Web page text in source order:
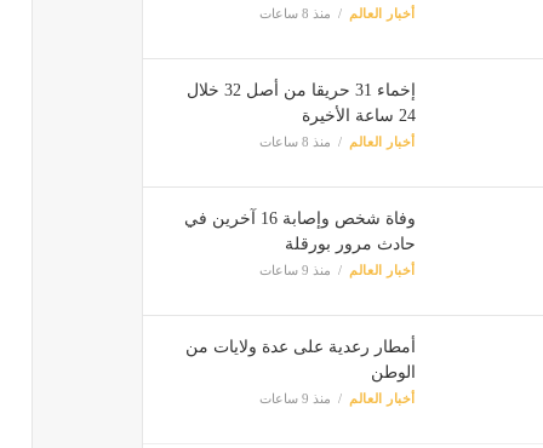
أخبار العالم منذ 8 ساعات
إخماء 31 حريقا من أصل 32 خلال
24 ساعة الأخيرة
أخبار العالم منذ 8 ساعات
وفاة شخص وإصابة 16 آخرين في
حادث مرور بورقلة
أخبار العالم منذ 9 ساعات
أمطار رعدية على عدة ولايات من
الوطن
أخبار العالم منذ 9 ساعات